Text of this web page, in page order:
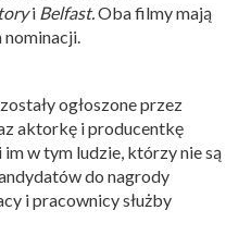
i Belfast. Oba filmy mają
nominacji.
ogłoszone przez
aktorkę i producentkę
im w tym ludzie, którzy nie są
do nagrody
i pracownicy służby